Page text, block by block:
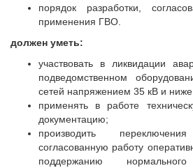
порядок разработки,
применения ГВО.
должен уметь:
участвовать в ликвидации
подведомственном
сетей напряжением 35 кВ и
применять в работе
документацию;
производить
согласованную работу
поддержанию